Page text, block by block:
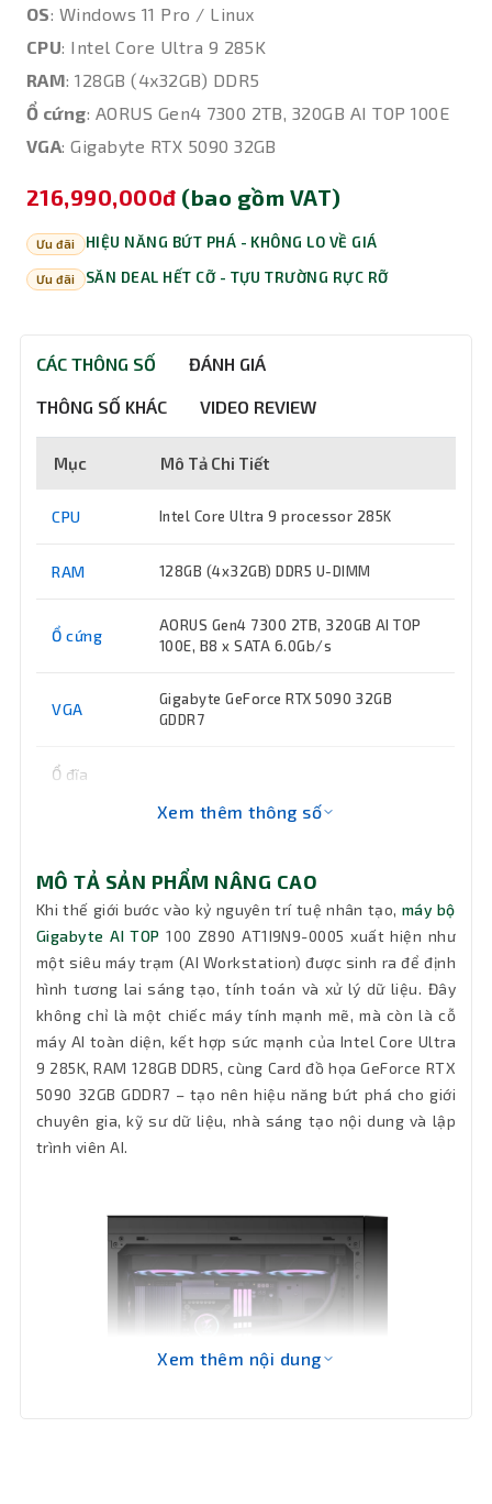
OS: Windows 11 Pro / Linux
CPU: Intel Core Ultra 9 285K
RAM: 128GB (4x32GB) DDR5
Ổ cứng: AORUS Gen4 7300 2TB, 320GB AI TOP 100E
VGA: Gigabyte RTX 5090 32GB
216,990,000đ (bao gồm VAT)
Ưu đãi HIỆU NĂNG BỨT PHÁ - KHÔNG LO VỀ GIÁ
Ưu đãi SĂN DEAL HẾT CỠ - TỰU TRƯỜNG RỰC RỠ
CÁC THÔNG SỐ ĐÁNH GIÁ
THÔNG SỐ KHÁC VIDEO REVIEW
Mục Mô Tả Chi Tiết
CPU Intel Core Ultra 9 processor 285K
RAM 128GB (4x32GB) DDR5 U-DIMM
Ổ cứng
AORUS Gen4 7300 2TB, 320GB AI TOP
100E, B8 x SATA 6.0Gb/s
VGA
Gigabyte GeForce RTX 5090 32GB
GDDR7
Ổ đĩa
Keyboard Không có sẵn
Wifi Wi-Fi 7
Kết nối
mạng LAN
Dual 10GbE Ethernet
Bluetooth 5.3
Phân loại Full Tower
Cổng kết
2 x Intel Thunderbolt 5 (USB Type-C), 2
x USB 3.2 Gen 1, 6 x USB 3.2 Gen 2 Type-
A, 2 x Antenna connectors, 2 x Audio
Jacks
Windows 11 Pro / Linux
Xem thêm thông số
MÔ TẢ SẢN PHẨM NÂNG CAO
Khi thế giới bước vào kỷ nguyên trí tuệ nhân tạo, máy bộ
Gigabyte AI TOP 100 Z890 AT1I9N9-0005 xuất hiện như
một siêu máy trạm (AI Workstation) được sinh ra để định
hình tương lai sáng tạo, tính toán và xử lý dữ liệu. Đây
không chỉ là một chiếc máy tính mạnh mẽ, mà còn là cỗ
máy AI toàn diện, kết hợp sức mạnh của Intel Core Ultra
9 285K, RAM 128GB DDR5, cùng Card đồ họa GeForce RTX
5090 32GB GDDR7 – tạo nên hiệu năng bứt phá cho giới
chuyên gia, kỹ sư dữ liệu, nhà sáng tạo nội dung và lập
trình viên AI.
Xem thêm nội dung